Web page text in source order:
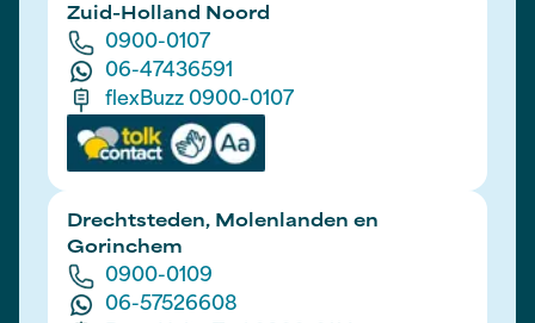
Zuid-Holland Noord
0900-0107
06-47436591
flexBuzz 0900-0107
Drechtsteden, Molenlanden en
Gorinchem
0900-0109
06-57526608